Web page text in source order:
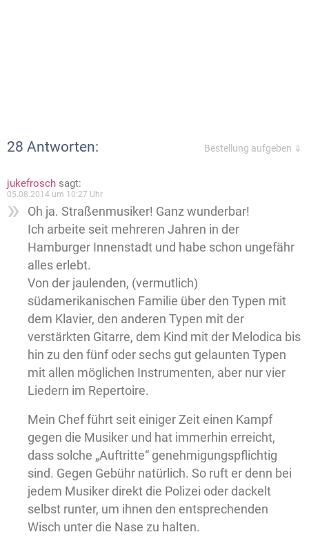
28 Antworten: Bestellung aufgeben ⇓
jukefrosch sagt:
05.08.2014 um 10:27 Uhr
Oh ja. Straßenmusiker! Ganz wunderbar!
Ich arbeite seit mehreren Jahren in der
Hamburger Innenstadt und habe schon ungefähr
alles erlebt.
Von der jaulenden, (vermutlich)
südamerikanischen Familie über den Typen mit
dem Klavier, den anderen Typen mit der
verstärkten Gitarre, dem Kind mit der Melodica bis
hin zu den fünf oder sechs gut gelaunten Typen
mit allen möglichen Instrumenten, aber nur vier
Liedern im Repertoire.
Mein Chef führt seit einiger Zeit einen Kampf
gegen die Musiker und hat immerhin erreicht,
dass solche „Auftritte“ genehmigungspflichtig
sind. Gegen Gebühr natürlich. So ruft er denn bei
jedem Musiker direkt die Polizei oder dackelt
selbst runter, um ihnen den entsprechenden
Wisch unter die Nase zu halten.